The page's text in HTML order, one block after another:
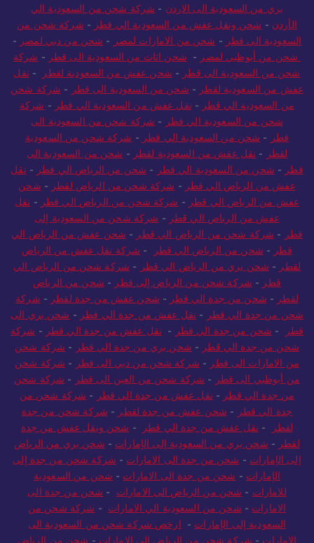
بري من السعودية الى الاردن - شركة شحن من السعودية الي
الأردن - شحن ونقل عفش من السعودية الي قطر - شركة شحن من
السعودية الي قطر - شحن من الامارات لمصر - شحن من دبي لمصر -
شحن من أبوظبي لمصر - شحن اثاث من السعودية الى قطر - شركة
شحن من السعودية الى قطر - شحن عفش من السعودية لقطر - نقل
عفش من السعودية لقطر - شحن من السعودية الى قطر - شركة شحن
من السعودية الي قطر - نقل عفش من السعودية الي قطر - شركة
شحن من السعودية الي قطر - شركة شحن من السعودية الى
قطر - شحن من السعودية الي قطر - شركة شحن من السعودية
لقطر - نقل عفش من السعودية لقطر - شحن من السعودية الى
قطر - شحن من السعودية الي قطر - شحن من الرياض الي قطر - نقل
عفش من الرياض الي قطر - شركة شحن من الرياض لقطر - شحن
عفش من الرياض الي قطر - شركة شحن من الرياض الي قطر - نقل
عفش من الرياض الي قطر - شركة شحن من السعودية إلى
قطر - شركة شحن من الرياض الي قطر - شحن عفش من الرياض الي
قطر - شحن من الرياض الي قطر - شركة نقل عفش من الرياض
لقطر - شحن بري من الرياض الي قطر - شركة شحن من الرياض الي
قطر - شركة شحن من الرياض إلى قطر - شحن من الرياض
لقطر - شحن من جدة الي قطر - شحن عفش من جدة لقطر - شركة
شحن من جدة الي قطر - نقل عفش من جدة الي قطر - شحن بري الى
قطر
- شحن من جدة الي قطر - نقل عفش من جدة الي قطر - شركة
شحن من جدة الي قطر - شحن بري من جدة الي قطر - شركة شحن
من الامارات الى قطر - شركة شحن من دبي الى قطر - شركة شحن
من أبوظبي الى قطر - شركة شحن من العين الى قطر - شركة شحن
من جدة الي قطر - نقل عفش من جدة الي قطر - شركة شحن من
جدة الي قطر - شحن عفش من جدة لقطر - شركة شحن من جدة
لقطر
- نقل عفش من جدة الي قطر - شحن ونقل عفش من جدة
لقطر - شحن بري من السعودية إلى الإمارات - شحن بري من الرياض
إلى الإمارات - شحن من جدة الى الامارات - شركة شحن من جدة إلى
الإمارات - شحن من جدة الى الامارات - شحن من السعودية
للامارات - شحن من الرياض الى الامارات - شحن من جدة الى
الامارات - شحن من السعودية الي الامارات - شركة شحن من
السعودية إلى الإمارات - ارخص شركة شحن من السعودية الى
الامارات - شركة شحن من الرياض الي الامارات - شحن من الرياض